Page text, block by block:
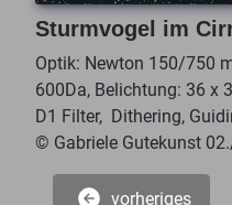
Sturmvogel im
Optik: Newton 150/750
600Da, Belichtung: 36 x
D1 Filter, Dithering,
© Gabriele Gutekunst
vorheriges